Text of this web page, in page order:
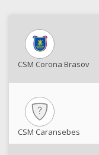
CSM Corona Brasov
CSM Caransebes